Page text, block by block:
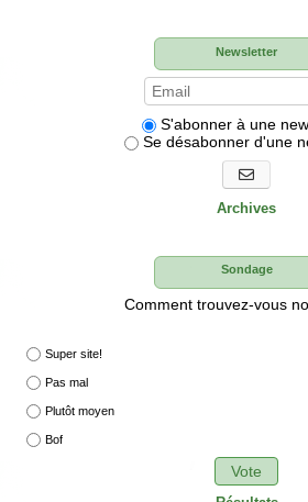
Newsletter
S'abonner à une
Se désabonner d'une
Archives
Sondage
Comment trouvez-vous
Super site!
Pas mal
Plutôt moyen
Bof
Vote